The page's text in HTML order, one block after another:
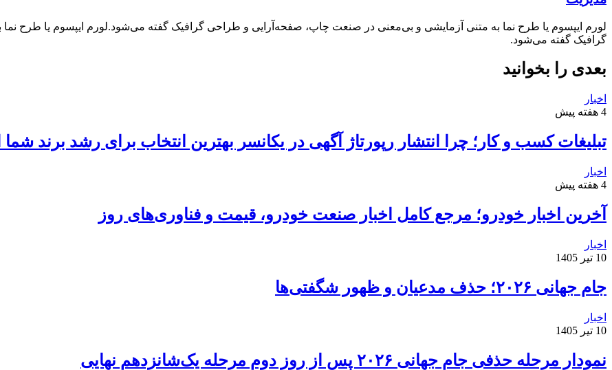
لورم ایپسوم یا طرح‌ نما به متنی آزمایشی و بی‌معنی در صنعت چاپ، صفحه‌آرایی و طراحی گرافیک گفته می‌شود.لورم ایپسوم یا طرح‌
گرافیک گفته می‌شود.
بعدی را بخوانید
اخبار
4 هفته پیش
تبلیغات کسب و کار؛ چرا انتشار رپورتاژ آگهی در یکانسر بهترین انتخاب برای رشد برند
اخبار
4 هفته پیش
آخرین اخبار خودرو؛ مرجع کامل اخبار صنعت خودرو، قیمت و فناوری‌های روز
اخبار
10 تیر 1405
جام جهانی ۲۰۲۶؛ حذف مدعیان و ظهور شگفتی‌ها
اخبار
10 تیر 1405
نمودار مرحله حذفی جام جهانی ۲۰۲۶ پس از روز دوم مرحله یک‌شانزدهم نهایی